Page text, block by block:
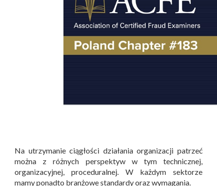
Na utrzymanie ciągłości działania organizacji patrzeć
można z różnych perspektyw w tym technicznej,
organizacyjnej, proceduralnej. W każdym sektorze
mamy ponadto branżowe standardy oraz wymagania.